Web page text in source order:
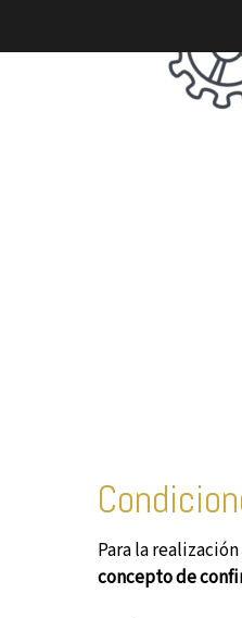
Para la
concepto de